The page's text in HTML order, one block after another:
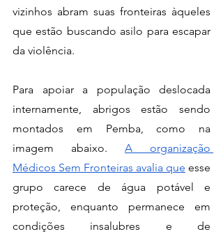
vizinhos abram suas fronteiras àqueles
que estão buscando asilo para escapar
da violência.
Para apoiar a população deslocada
internamente, abrigos estão sendo
montados em Pemba, como na
imagem abaixo. A organização
Médicos Sem Fronteiras avalia que esse
grupo carece de água potável e
proteção, enquanto permanece em
condições insalubres e de